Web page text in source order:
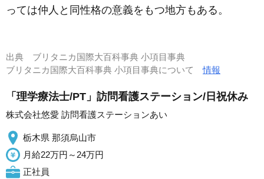
っては仲人と同性格の意義をもつ地方もある。
出典 ブリタニカ国際大百科事典 小項目事典
ブリタニカ国際大百科事典 小項目事典について情報
「理学療法士/PT」訪問看護ステーション/日祝休み
株式会社悠愛 訪問看護ステーションあい
栃木県 那須烏山市
月給22万円～24万円
正社員